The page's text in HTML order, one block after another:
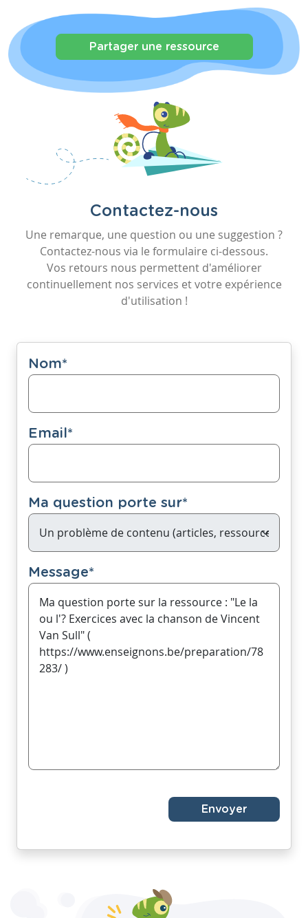
Partager une ressource
Contactez-nous
Une remarque, une question ou une suggestion ?
Contactez-nous via le formulaire ci-dessous.
Vos retours nous permettent d'améliorer
continuellement nos services et votre expérience
d'utilisation !
Nom*
Email*
Ma question porte sur*
Message*
Envoyer